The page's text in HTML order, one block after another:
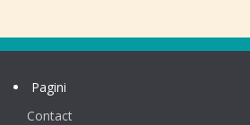
Pagini
Contact